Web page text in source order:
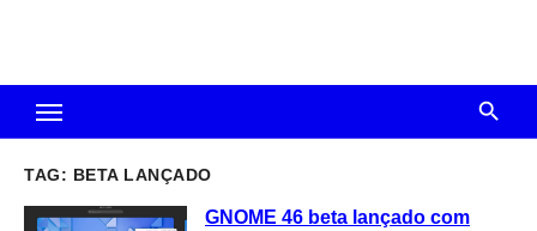
TAG: BETA LANÇADO
GNOME 46 beta lançado com